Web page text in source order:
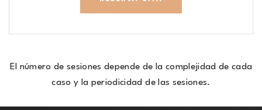
El número de sesiones depende de la complejidad de cada
caso y la periodicidad de las sesiones.